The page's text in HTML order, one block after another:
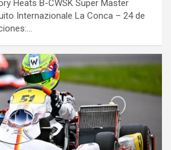
Heats B-CWSK Super Master
Internazionale La Conca – 24 de